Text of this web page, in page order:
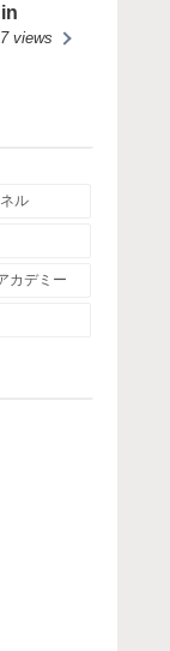
views
ル
カデミー